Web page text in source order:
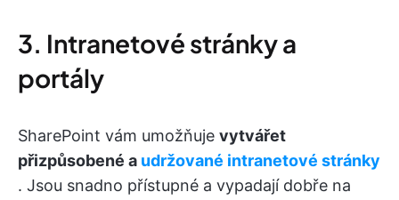
3. Intranetové stránky a
portály
SharePoint vám umožňuje vytvářet
přizpůsobené a udržované intranetové stránky
. Jsou snadno přístupné a vypadají dobře na